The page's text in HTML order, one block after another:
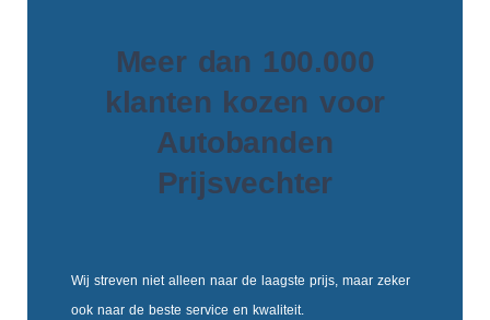
Meer dan 100.000
klanten kozen voor
Autobanden
Prijsvechter
Wij streven niet alleen naar de laagste prijs, maar zeker
ook naar de beste service en kwaliteit.